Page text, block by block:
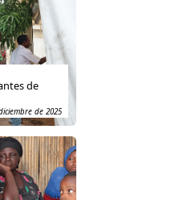
de
de 2025